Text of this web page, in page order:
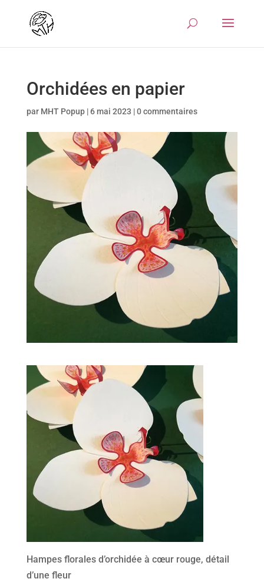
Orchidées en papier
par MHT Popup|6 mai 2023 |0 commentaires
Hampes florales d’orchidée à cœur rouge, détail
d’une fleur